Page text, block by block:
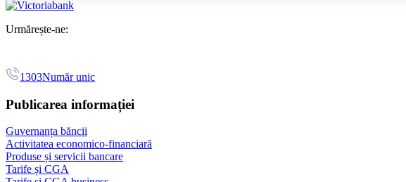
Urmărește-ne:
1303Număr unic
Publicarea informației
Guvernanța băncii
Activitatea economico-financiară
Produse și servicii bancare
Tarife și CGA